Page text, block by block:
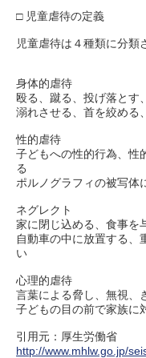
□ 児童虐待の定義
児童虐待は４種類に分類
身体的虐待
殴る、蹴る、投げ落とす
溺れさせる、首を絞める
性的虐待
子どもへの性的行為、性
る
ポルノグラフィの被写体
ネグレクト
家に閉じ込める、食事を
自動車の中に放置する、
い
心理的虐待
言葉による脅し、無視、
子どもの目の前で家族に
引用元：厚生労働省
http://www.mhlw.go.jp/